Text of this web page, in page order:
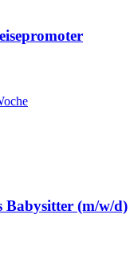
Babysitter (m/w/d)